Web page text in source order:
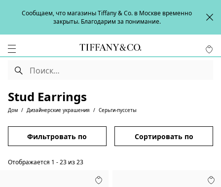
Сообщаем, что магазины Tiffany & Co. в Москве временно
закрыты. Благодарим за понимание.
Stud Earrings
Дом Дизайнерские украшения Серьги-пуссеты
Фильтровать по Сортировать по
Отображается 1 -23 из23